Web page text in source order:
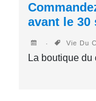
avant le 30
Vie Du
La boutique du